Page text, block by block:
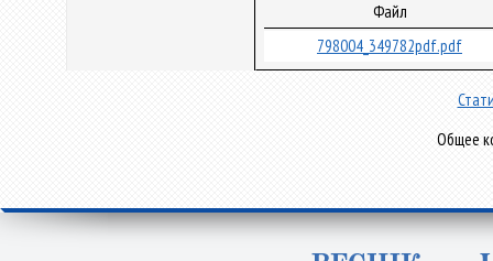
Файл
798004_349782pdf.pdf
Общее